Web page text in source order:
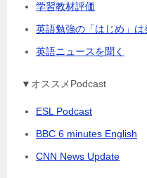
学習教材評価
英語勉強の「はじめ」は
英語ニュースを聞く
▼オススメPodcast
ESL Podcast
BBC 6 minutes English
CNN News Update